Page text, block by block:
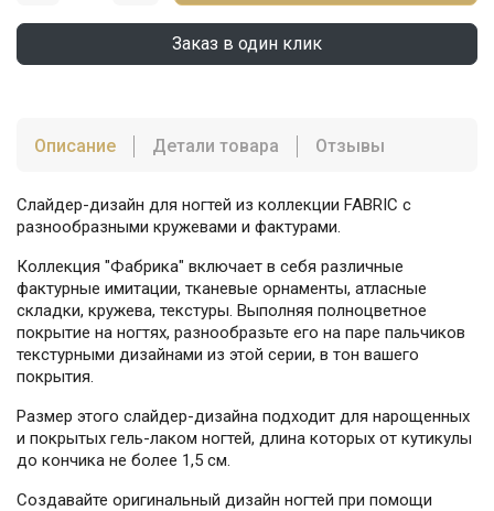
Заказ в один клик
Описание Детали товара Отзывы
Слайдер-дизайн для ногтей из коллекции FABRIC с
разнообразными кружевами и фактурами.
Коллекция "Фабрика" включает в себя различные
фактурные имитации, тканевые орнаменты, атласные
складки, кружева, текстуры. Выполняя полноцветное
покрытие на ногтях, разнообразьте его на паре пальчиков
текстурными дизайнами из этой серии, в тон вашего
покрытия.
Размер этого слайдер-дизайна подходит для нарощенных
и покрытых гель-лаком ногтей, длина которых от кутикулы
до кончика не более 1,5 см.
Создавайте оригинальный дизайн ногтей при помощи